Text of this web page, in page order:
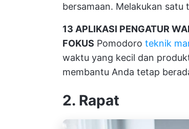
bersamaan. Melakukan
13 APLIKASI PENGATUR
FOKUS Pomodoro teknik
waktu yang kecil dan
membantu Anda tetap
2. Rapat